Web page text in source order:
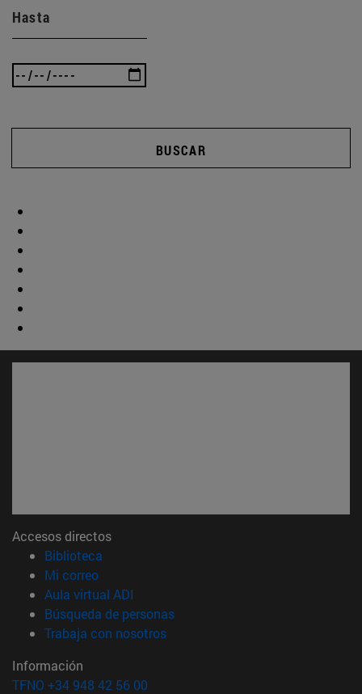
Hasta
BUSCAR
Accesos directos
Biblioteca
Mi correo(abre en nueva ventana)
Aula virtual ADI
Búsqueda de personas(abre en nueva ventana)
Trabaja con nosotros(abre en nueva ventana)
Información
TFNO +34 948 42 56 00